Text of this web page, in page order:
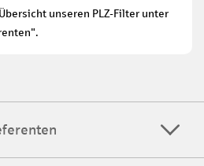
unseren PLZ-Filter unter